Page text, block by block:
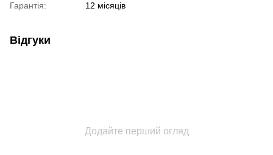
Гарантія: 12 місяців
Відгуки
Додайте перший огляд